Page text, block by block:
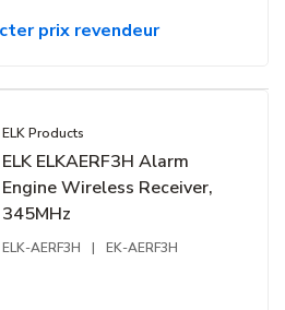
prix revendeur
ELK Products
ELK ELKAERF3H Alarm
Engine Wireless Receiver,
345MHz
ELK-AERF3H | EK-AERF3H